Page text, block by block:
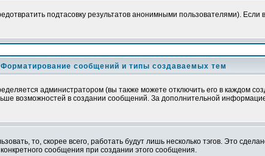
подтасовку результатов анонимными пользователями).
Форматирование сообщений и типы создаваемых тем
администратором (вы также можете отключить его в каждом
возможностей в создании сообщений. За дополнительной
то, скорее всего, работать будут лишь несколько тэгов. Это
сообщения при создании этого сообщения.